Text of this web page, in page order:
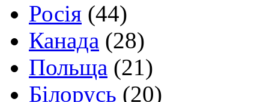
Росія (44)
Канада (28)
Польща (21)
Білорусь (20)